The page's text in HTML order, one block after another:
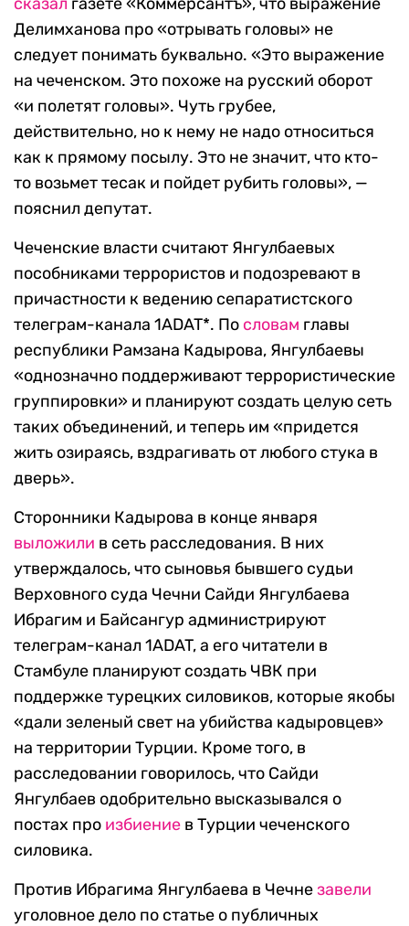
Делимханова про «отрывать головы» не
следует понимать буквально. «Это выражение
на чеченском. Это похоже на русский оборот
«и полетят головы». Чуть грубее,
действительно, но к нему не надо относиться
как к прямому посылу. Это не значит, что кто-
то возьмет тесак и пойдет рубить головы», —
пояснил депутат.
Чеченские власти считают Янгулбаевых
пособниками террористов и подозревают в
причастности к ведению сепаратистского
телеграм-канала 1ADAT*. По словам главы
республики Рамзана Кадырова, Янгулбаевы
«однозначно поддерживают террористические
группировки» и планируют создать целую сеть
таких объединений, и теперь им «придется
жить озираясь, вздрагивать от любого стука в
дверь».
Сторонники Кадырова в конце января
выложили в сеть расследования. В них
утверждалось, что сыновья бывшего судьи
Верховного суда Чечни Сайди Янгулбаева
Ибрагим и Байсангур администрируют
телеграм-канал 1ADAT, а его читатели в
Стамбуле планируют создать ЧВК при
поддержке турецких силовиков, которые якобы
«дали зеленый свет на убийства кадыровцев»
на территории Турции. Кроме того, в
расследовании говорилось, что Сайди
Янгулбаев одобрительно высказывался о
постах про избиение в Турции чеченского
силовика.
Против Ибрагима Янгулбаева в Чечнезавели
уголовное дело по статье о публичных